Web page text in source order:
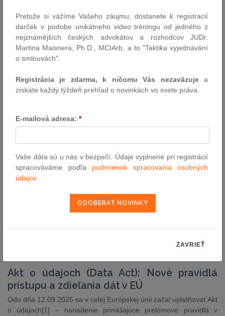
Zjednodušenie povoľovania drobných
telekomunikačných prípojok
Na rokovanie vlády sa dostáva návrh novely zákona č.452/2021
Z. z. o elektronických telekomunikáciách, ktorý reaguje na
drobných stavebných zásahov. Cieľom úpravy je odstrániť
povinnosť oznamovať alebo osobitne povoľovať zriadenie
Autor: JUDr. Norbert Havrila (LEGATE)
Novela Ústavy – historická šanca pre
Slovensko
správe pozitívne zhodnotila našu intenzívnu a otvorenú
komunikáciu. Zároveň pozitívne hodnotíme i obsah stanoviska.
Akt o údajoch (Data Act): Nové pravidlá
prístupu a zdieľania dát v EÚ
Odo dňa 12.09.2025 sa v celej Európskej únii začal uplatňovať Akt
o údajoch[1] – nariadenie prinášajúce prelomové pravidlá v
Pretože si vážíme Vašeho záujmu, dostanete k registracií
darček v podobe unikátneho video tréningu od jedného z
nejznámějších českých advokátov a rozhodcov JUDr.
Martina Maisnera, Ph.D., MCIArb, a to "Taktika vyjednávání
o smlouvách".
Registrácia je zdarma, k ničomu Vás nezaväzujea
získáte každý týždeň prehľad o novinkách vo svete práva.
E-mailová adresa: *
Vaše dáta sú u nás v bezpečí. Údaje vyplnené pri registrácií
spracováváme podľa podmienok spracovania osobných
údajov
ZAVRIEŤ